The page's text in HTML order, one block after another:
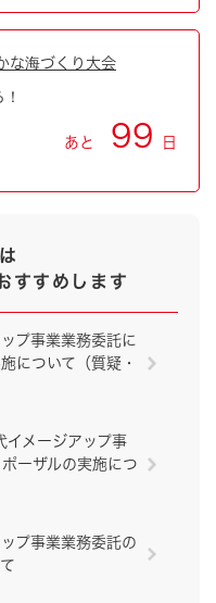
な海づくり大会
あと 99 日
すすめします
プ事業業務委託に
について（質疑・
イメージアップ事
ーザルの実施につ
プ事業業務委託の